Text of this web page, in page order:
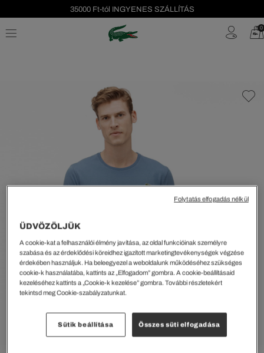
35000 Ft-tól INGYENES SZÁLLÍTÁS
Szezonális leárazás akár -40%! 0
ÜDVÖZÖLJÜK
A cookie-kat a felhasználói élmény javítása, az oldal funkcióinak személyre
szabása és az érdeklődési köreidhez igazított marketingtevékenységek végzése
érdekében használjuk. Ha beleegyezel a weboldalunk működéséhez szükséges
cookie-k használatába, kattints az „Elfogadom” gombra. A cookie-beállításaid
kezeléséhez kattints a „Cookie-k kezelése” gombra. További részletekért
tekintsd meg Cookie-szabályzatunkat.
Sütik beállítása Összes süti elfogadása
Folytatás elfogadás nélkül